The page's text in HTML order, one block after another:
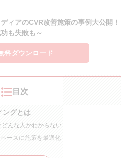
ィアのCVR改善施策の事例大公開！
功も失敗も～
料ダウンロード
目次
ングとは
んな人かわからない
ースに施策を最適化